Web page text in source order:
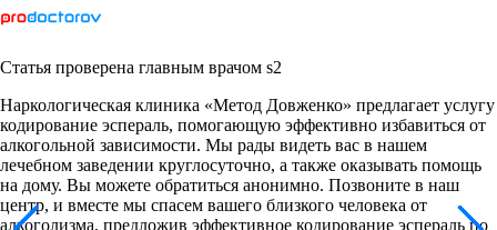
Статья проверена главным врачом s2
Наркологическая клиника «Метод Довженко» предлагает услугу
кодирование эспераль, помогающую эффективно избавиться от
алкогольной зависимости. Мы рады видеть вас в нашем
лечебном заведении круглосуточно, а также оказывать помощь
на дому. Вы можете обратиться анонимно. Позвоните в наш
центр, и вместе мы спасем вашего близкого человека от
алкоголизма, предложив эффективное кодирование эспераль по